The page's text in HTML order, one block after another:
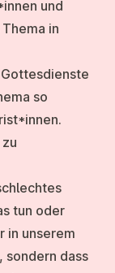
und
in
so
tun oder
in unserem
sondern dass